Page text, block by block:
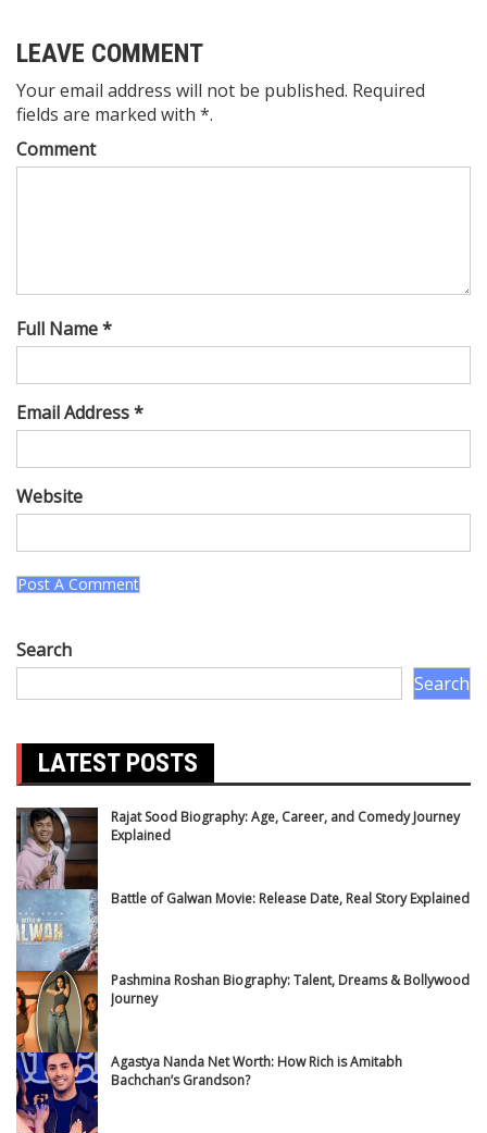
LEAVE COMMENT
Your email address will not be published. Required
fields are marked with *.
Comment
Full Name *
Email Address *
Website
Search
Search
LATEST POSTS
Rajat Sood Biography: Age, Career, and Comedy Journey
Explained
Battle of Galwan Movie: Release Date, Real Story Explained
Pashmina Roshan Biography: Talent, Dreams & Bollywood
Journey
Agastya Nanda Net Worth: How Rich is Amitabh
Bachchan’s Grandson?